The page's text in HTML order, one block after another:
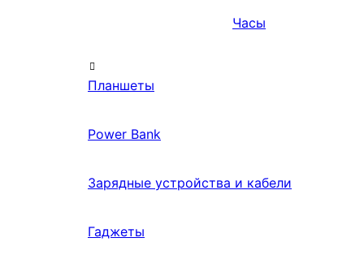
Часы
Планшеты
Power Bank
Зарядные устройства и кабели
Гаджеты